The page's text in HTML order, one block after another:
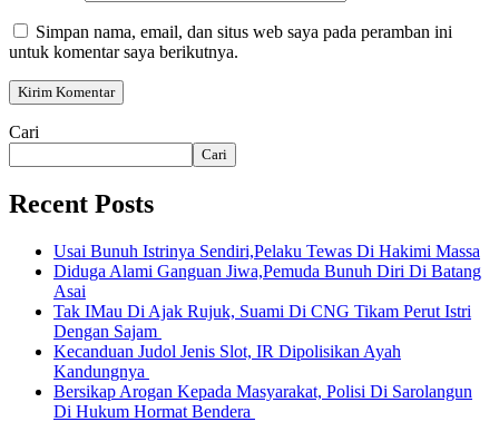
Simpan nama, email, dan situs web saya pada peramban ini
untuk komentar saya berikutnya.
Cari
Cari
Recent Posts
Usai Bunuh Istrinya Sendiri,Pelaku Tewas Di Hakimi Massa
Diduga Alami Ganguan Jiwa,Pemuda Bunuh Diri Di Batang
Asai
Tak IMau Di Ajak Rujuk, Suami Di CNG Tikam Perut Istri
Dengan Sajam
Kecanduan Judol Jenis Slot, IR Dipolisikan Ayah
Kandungnya
Bersikap Arogan Kepada Masyarakat, Polisi Di Sarolangun
Di Hukum Hormat Bendera